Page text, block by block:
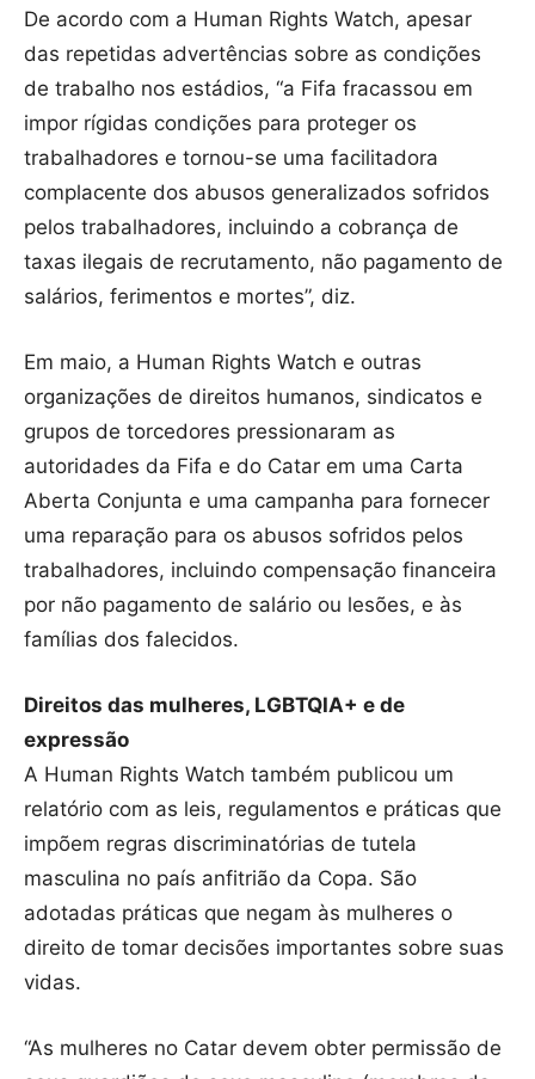
De acordo com a Human Rights Watch, apesar
das repetidas advertências sobre as condições
de trabalho nos estádios, “a Fifa fracassou em
impor rígidas condições para proteger os
trabalhadores e tornou-se uma facilitadora
complacente dos abusos generalizados sofridos
pelos trabalhadores, incluindo a cobrança de
taxas ilegais de recrutamento, não pagamento de
salários, ferimentos e mortes”, diz.
Em maio, a Human Rights Watch e outras
organizações de direitos humanos, sindicatos e
grupos de torcedores pressionaram as
autoridades da Fifa e do Catar em uma Carta
Aberta Conjunta e uma campanha para fornecer
uma reparação para os abusos sofridos pelos
trabalhadores, incluindo compensação financeira
por não pagamento de salário ou lesões, e às
famílias dos falecidos.
Direitos das mulheres, LGBTQIA+ e de
expressão
A Human Rights Watch também publicou um
relatório com as leis, regulamentos e práticas que
impõem regras discriminatórias de tutela
masculina no país anfitrião da Copa. São
adotadas práticas que negam às mulheres o
direito de tomar decisões importantes sobre suas
vidas.
“As mulheres no Catar devem obter permissão de